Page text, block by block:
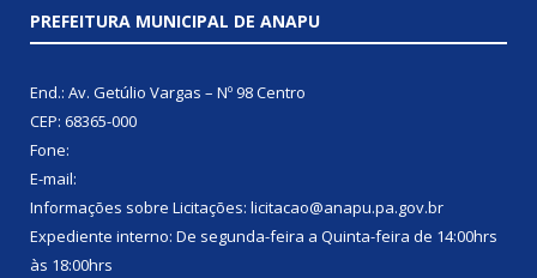
PREFEITURA MUNICIPAL DE ANAPU
End.: Av. Getúlio Vargas – Nº 98 Centro
CEP: 68365-000
Fone:
E-mail:
Informações sobre Licitações: licitacao@anapu.pa.gov.br
Expediente interno: De segunda-feira a Quinta-feira de 14:00hrs
às 18:00hrs